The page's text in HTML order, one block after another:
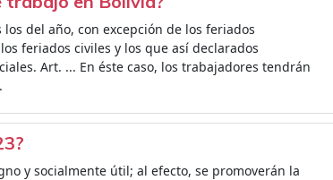
del año, con excepción de los feriados
feriados civiles y los que así declarados
Art. ... En éste caso, los trabajadores tendrán
y socialmente útil; al efecto, se promoverán la